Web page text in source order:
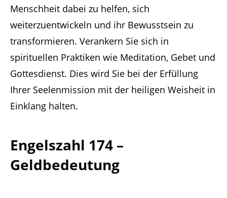
Menschheit dabei zu helfen, sich
weiterzuentwickeln und ihr Bewusstsein zu
transformieren. Verankern Sie sich in
spirituellen Praktiken wie Meditation, Gebet und
Gottesdienst. Dies wird Sie bei der Erfüllung
Ihrer Seelenmission mit der heiligen Weisheit in
Einklang halten.
Engelszahl 174 –
Geldbedeutung